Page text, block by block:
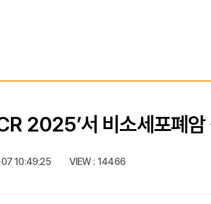
2025’서 비소세포폐암
10:49:25 VIEW : 14466